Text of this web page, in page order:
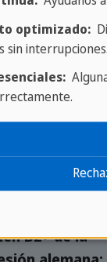
Examen telc
Tasa de
Fechas:
05.09.2025
B2+ de la
optimizado:
sin interrupciones.